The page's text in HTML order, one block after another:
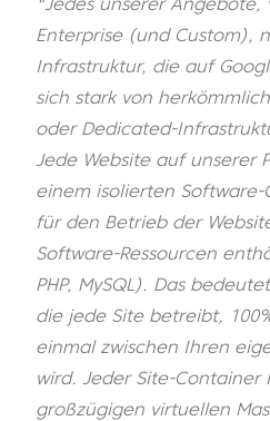
Enterprise (und Custom),
Infrastruktur, die auf
sich stark von
oder Dedicated-
Jede Website auf unserer
einem isolierten
für den Betrieb der
Software-Ressourcen
PHP, MySQL). Das
die jede Site betreibt,
einmal zwischen Ihren
wird. Jeder Site-
großzügigen virtuellen